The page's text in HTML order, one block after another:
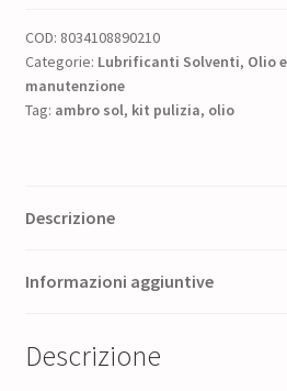
Ambro-
Sol
quantità
COD: 8034108890210
Categorie: Lubrificanti Solventi, Olio
manutenzione
Tag: ambro sol, kit pulizia, olio
Descrizione
Informazioni aggiuntive
Descrizione